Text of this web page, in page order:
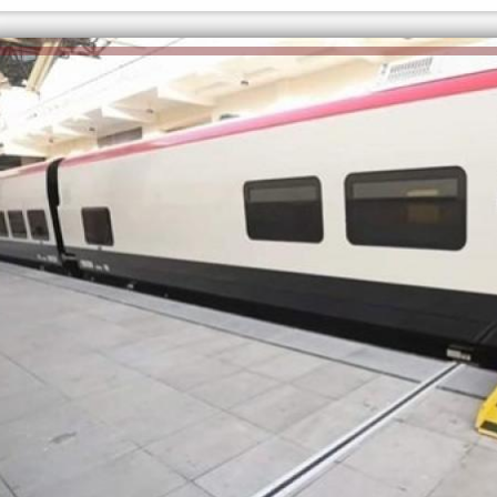
إلهام شرشر تكتب: دي مبقتش كورة..
دي سياسة
الكاتبة إلهام شرشر تهنئ الرئيس
السيسي بعيد ميلاده وتُشيد بجهوده
في بناء الدولة